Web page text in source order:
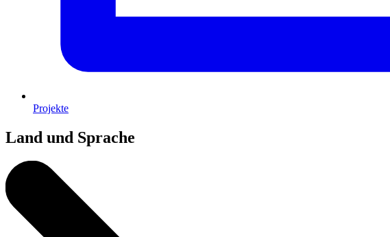
Projekte
Land und Sprache